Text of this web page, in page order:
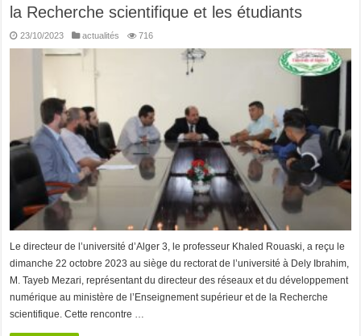
la Recherche scientifique et les étudiants
23/10/2023 actualités 716
Le directeur de l’université d’Alger 3, le professeur Khaled Rouaski, a reçu le
dimanche 22 octobre 2023 au siège du rectorat de l’université à Dely Ibrahim,
M. Tayeb Mezari, représentant du directeur des réseaux et du développement
numérique au ministère de l’Enseignement supérieur et de la Recherche
scientifique. Cette rencontre …